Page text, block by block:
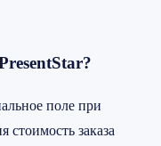
поле при
стоимость заказа